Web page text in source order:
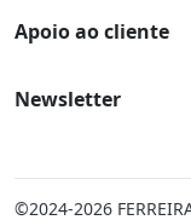
Sobre nós
Consultora Elite
Apoio ao cliente
Política de
Lista de desejos
Newsletter
©2024-2026